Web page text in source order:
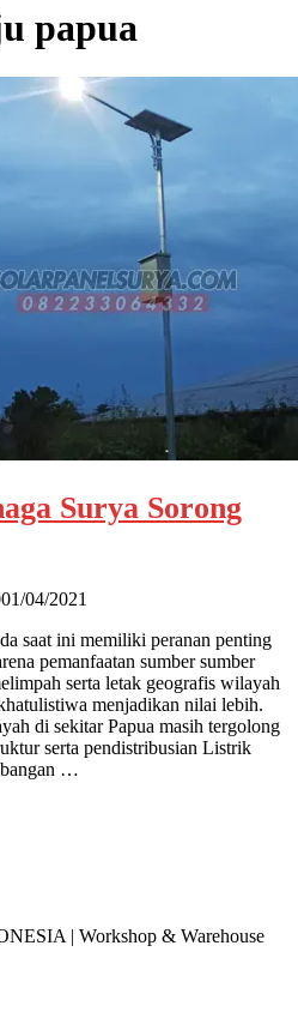
papua
Surya Sorong
01/04/2021
saat ini memiliki peranan penting
pemanfaatan sumber sumber
serta letak geografis wilayah
menjadikan nilai lebih.
di sekitar Papua masih tergolong
serta pendistribusian Listrik
…
| Workshop & Warehouse